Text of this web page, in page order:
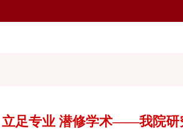
立足专业 潜修学术——我院研